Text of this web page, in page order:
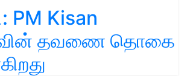
PM Kisan
தவணை தொகை